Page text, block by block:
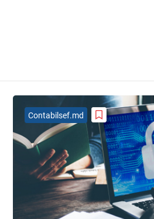
Contabilsef.md